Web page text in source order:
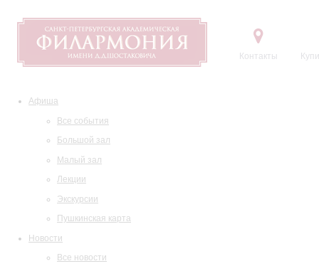
Контакты
Афиша
Все события
Большой зал
Малый зал
Лекции
Экскурсии
Пушкинская карта
Новости
Все новости